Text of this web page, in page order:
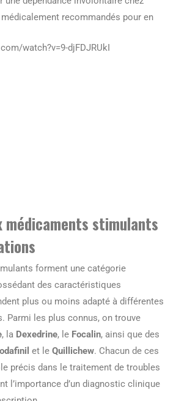
recommandés pour en
watch?v=9-djFDJRUkI
médicaments stimulants
forment une catégorie
des caractéristiques
plus ou moins adapté à différentes
Parmi les plus connus, on trouve
, la Dexedrine, le Focalin, ainsi que des
et le Quillichew. Chacun de ces
précis dans le traitement de troubles
l’importance d’un diagnostic clinique